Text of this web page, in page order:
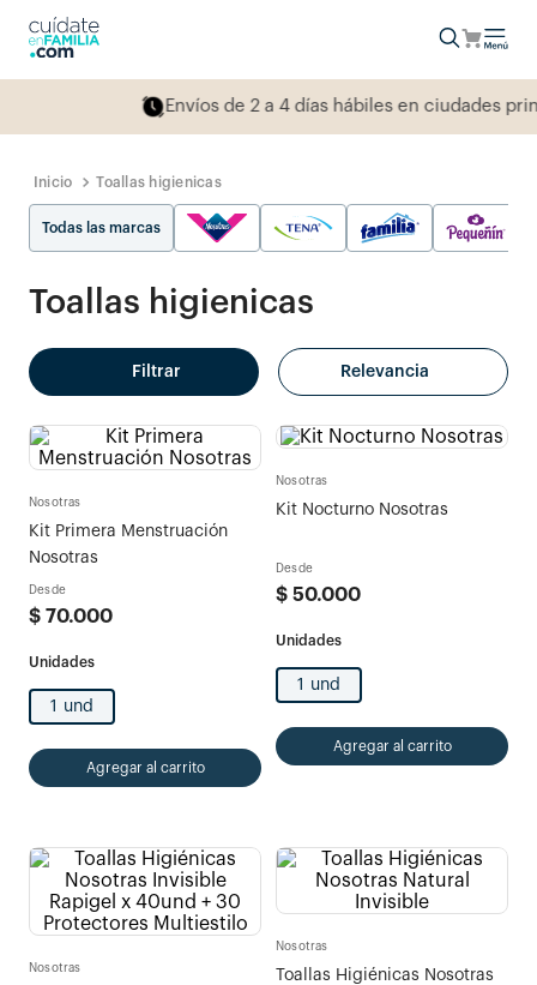
Envíos de 2 a 4 días hábiles en ciudades
Toallas higienicas
Todas las marcas
Toallas higienicas
Filtrar Relevancia
Nosotras
Kit Primera Menstruación
Nosotras
Desde
$ 70.000
1 und
Agregar al carrito
Nosotras
Kit Nocturno Nosotras
Desde
$ 50.000
1 und
Agregar al carrito
Nosotras
Nosotras
Toallas Higiénicas Nosotras